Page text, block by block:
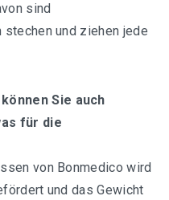
sind
und ziehen jede
Sie auch
für die
von Bonmedico wird
und das Gewicht